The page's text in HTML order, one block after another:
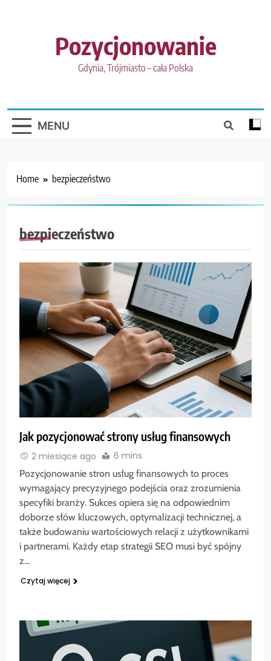
Pozycjonowanie
Gdynia, Trójmiasto – cała Polska
MENU
Home bezpieczeństwo
bezpieczeństwo
Jak pozycjonować strony usług finansowych
2 miesiące ago 6 mins
Pozycjonowanie stron usług finansowych to proces
wymagający precyzyjnego podejścia oraz zrozumienia
specyfiki branży. Sukces opiera się na odpowiednim
doborze słów kluczowych, optymalizacji technicznej, a
także budowaniu wartościowych relacji z użytkownikami
i partnerami. Każdy etap strategii SEO musi być spójny
z…
Czytaj więcej